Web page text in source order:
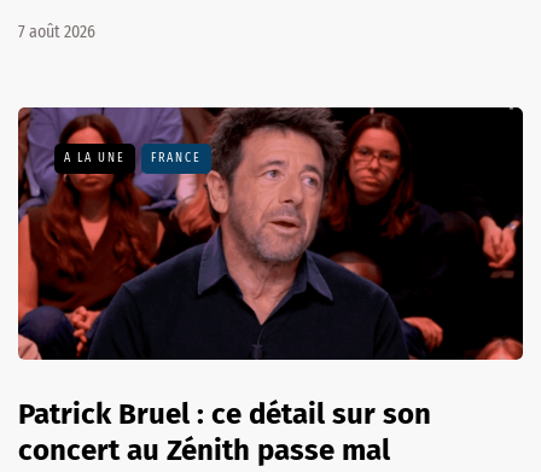
7 août 2026
A LA UNE FRANCE
Patrick Bruel : ce détail sur son
concert au Zénith passe mal